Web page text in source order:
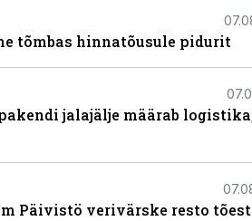
tõmbas hinnatõusule pidurit
jalajälje määrab
Päivistö verivärske resto